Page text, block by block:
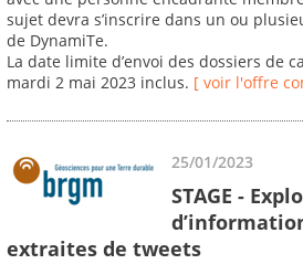
sujet devra s’inscrire dans un ou
de DynamiTe.
La date limite d’envoi des dossiers de
mardi 2 mai 2023 inclus. [ voir l'offre
25/01/2023
STAGE -
extraites de tweets